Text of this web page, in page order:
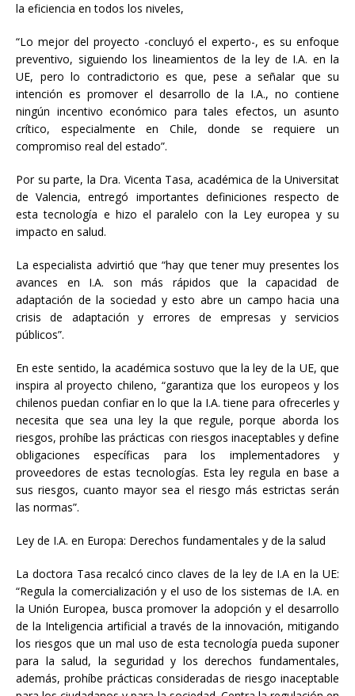
la eficiencia en todos los niveles,
“Lo mejor del proyecto -concluyó el experto-, es su enfoque
preventivo, siguiendo los lineamientos de la ley de I.A. en la
UE, pero lo contradictorio es que, pese a señalar que su
intención es promover el desarrollo de la I.A., no contiene
ningún incentivo económico para tales efectos, un asunto
crítico, especialmente en Chile, donde se requiere un
compromiso real del estado”.
Por su parte, la Dra. Vicenta Tasa, académica de la Universitat
de Valencia, entregó importantes definiciones respecto de
esta tecnología e hizo el paralelo con la Ley europea y su
impacto en salud.
La especialista advirtió que “hay que tener muy presentes los
avances en I.A. son más rápidos que la capacidad de
adaptación de la sociedad y esto abre un campo hacia una
crisis de adaptación y errores de empresas y servicios
públicos”.
En este sentido, la académica sostuvo que la ley de la UE, que
inspira al proyecto chileno, “garantiza que los europeos y los
chilenos puedan confiar en lo que la I.A. tiene para ofrecerles y
necesita que sea una ley la que regule, porque aborda los
riesgos, prohíbe las prácticas con riesgos inaceptables y define
obligaciones específicas para los implementadores y
proveedores de estas tecnologías. Esta ley regula en base a
sus riesgos, cuanto mayor sea el riesgo más estrictas serán
las normas”.
Ley de I.A. en Europa: Derechos fundamentales y de la salud
La doctora Tasa recalcó cinco claves de la ley de I.A en la UE:
“Regula la comercialización y el uso de los sistemas de I.A. en
la Unión Europea, busca promover la adopción y el desarrollo
de la Inteligencia artificial a través de la innovación, mitigando
los riesgos que un mal uso de esta tecnología pueda suponer
para la salud, la seguridad y los derechos fundamentales,
además, prohíbe prácticas consideradas de riesgo inaceptable